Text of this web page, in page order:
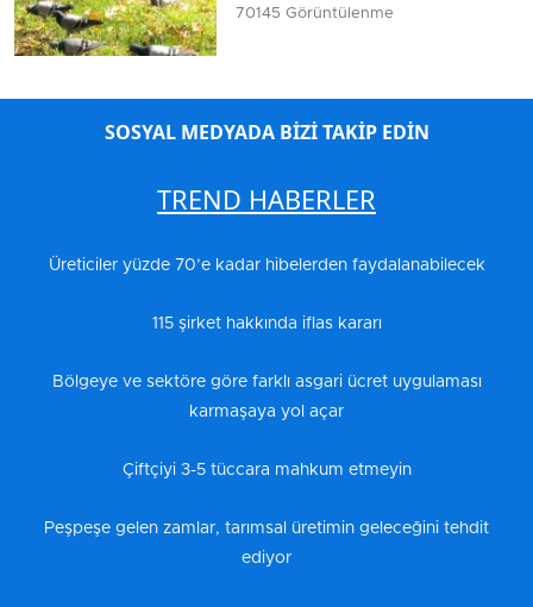
70145 Görüntülenme
SOSYAL MEDYADA BİZİ TAKİP EDİN
TREND HABERLER
Üreticiler yüzde 70’e kadar hibelerden faydalanabilecek
115 şirket hakkında iflas kararı
Bölgeye ve sektöre göre farklı asgari ücret uygulaması
karmaşaya yol açar
Çiftçiyi 3-5 tüccara mahkum etmeyin
Peşpeşe gelen zamlar, tarımsal üretimin geleceğini tehdit
ediyor